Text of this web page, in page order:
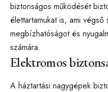
biztonságos működését
élettartamukat is, ami végső
megbízhatóságot és
számára.
Elektromos
A háztartási nagygépek